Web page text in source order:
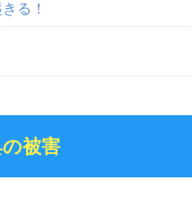
る！
被害